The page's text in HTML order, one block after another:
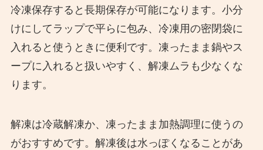
冷凍保存すると長期保存が可能になります。小分
けにしてラップで平らに包み、冷凍用の密閉袋に
入れると使うときに便利です。凍ったまま鍋やス
ープに入れると扱いやすく、解凍ムラも少なくな
ります。
解凍は冷蔵解凍か、凍ったまま加熱調理に使うの
がおすすめです。解凍後は水っぽくなることがあ